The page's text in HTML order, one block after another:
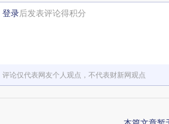
登录后发表评论得积分
评论仅代表网友个人观点，不代表财新网观点